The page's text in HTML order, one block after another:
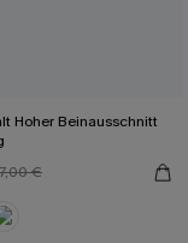
Hoher Beinausschnitt
€